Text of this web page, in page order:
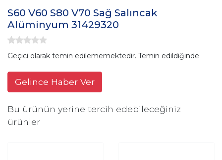
S60 V60 S80 V70 Sağ Salıncak
Alüminyum 31429320
Geçici olarak temin edilememektedir. Temin edildiğinde
Gelince Haber Ver
Bu ürünün yerine tercih edebileceğiniz
ürünler